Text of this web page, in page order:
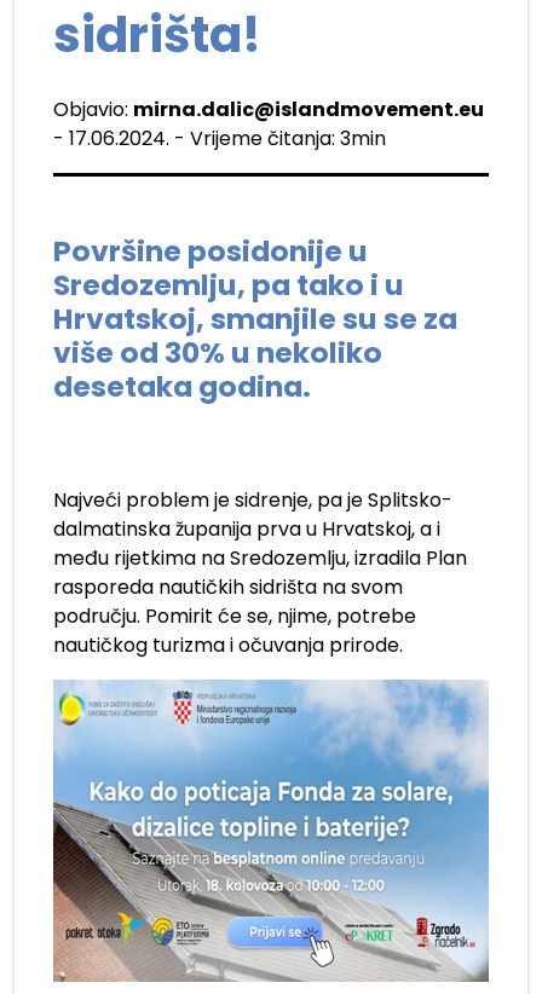
sidrišta!
Objavio: mirna.dalic@islandmovement.eu
- 17.06.2024. - Vrijeme čitanja: 3min
Površine posidonije u
Sredozemlju, pa tako i u
Hrvatskoj, smanjile su se za
više od 30% u nekoliko
desetaka godina.
Najveći problem je sidrenje, pa je Splitsko-
dalmatinska županija prva u Hrvatskoj, a i
među rijetkima na Sredozemlju, izradila Plan
rasporeda nautičkih sidrišta na svom
području. Pomirit će se, njime, potrebe
nautičkog turizma i očuvanja prirode.